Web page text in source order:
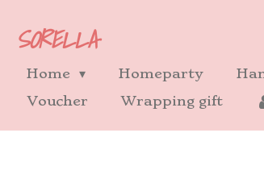
direct
hoofdinhoud
SORELLA
Home Homeparty
Voucher
Wrapping gift